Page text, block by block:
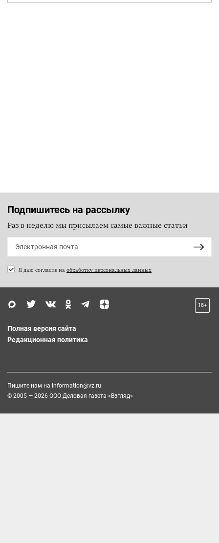
Подпишитесь на рассылку
Раз в неделю мы присылаем самые важные статьи
Я даю согласие на обработку персональных данных
18+
Полная версия сайта
Редакционная политика
Пишите нам на information@vz.ru
© 2005 — 2026 ООО Деловая газета «Взгляд»